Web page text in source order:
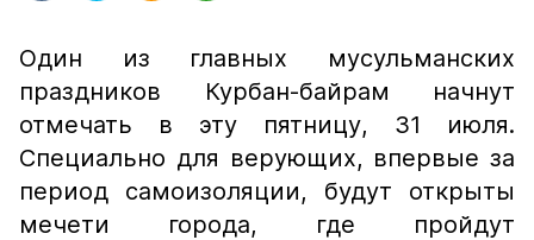
Один из главных мусульманских
праздников Курбан-байрам начнут
отмечать в эту пятницу, 31 июля.
Специально для верующих, впервые за
период самоизоляции, будут открыты
мечети города, где пройдут